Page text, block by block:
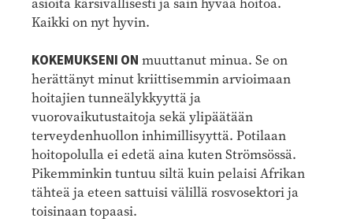
Kaikki on nyt hyvin.
KOKEMUKSENI ON muuttanut minua. Se on
herättänyt minut kriittisemmin arvioimaan
hoitajien tunneälykkyyttä ja
vuorovaikutustaitoja sekä ylipäätään
terveydenhuollon inhimillisyyttä. Potilaan
hoitopolulla ei edetä aina kuten Strömsössä.
Pikemminkin tuntuu siltä kuin pelaisi Afrikan
tähteä ja eteen sattuisi välillä rosvosektori ja
toisinaan topaasi.